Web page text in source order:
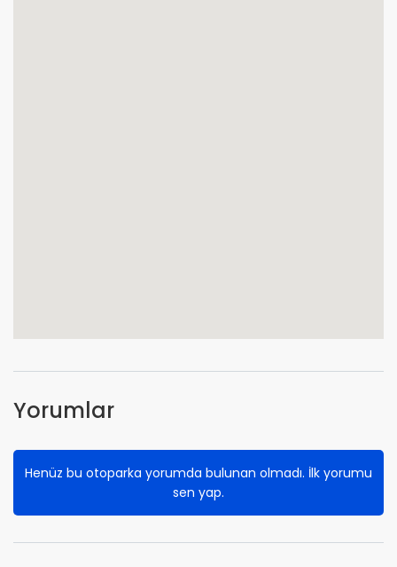
Yorumlar
Henüz bu otoparka yorumda bulunan olmadı. İlk yorumu
sen yap.